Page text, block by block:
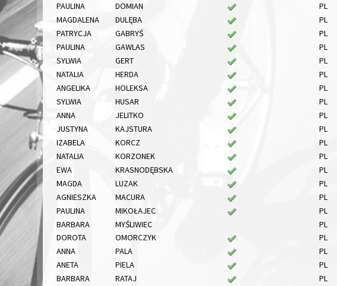
PAULINA
DOMIAN PL
MAGDALENA
DULĘBA PL
PATRYCJA
GABRYŚ PL
PAULINA
GAWLAS PL
SYLWIA
GERT PL
NATALIA
HERDA PL
ANGELIKA
HOLEKSA PL
SYLWIA
HUSAR PL
ANNA
JELITKO PL
JUSTYNA
KAJSTURA PL
IZABELA
KORCZ PL
NATALIA
KORZONEK PL
EWA
KRASNODĘBSKA PL
MAGDA
LUZAK PL
AGNIESZKA
MACURA PL
PAULINA
MIKOŁAJEC PL
BARBARA
MYŚLIWIEC PL
DOROTA
OMORCZYK PL
ANNA
PALA PL
ANETA
PIELA PL
BARBARA
RATAJ PL